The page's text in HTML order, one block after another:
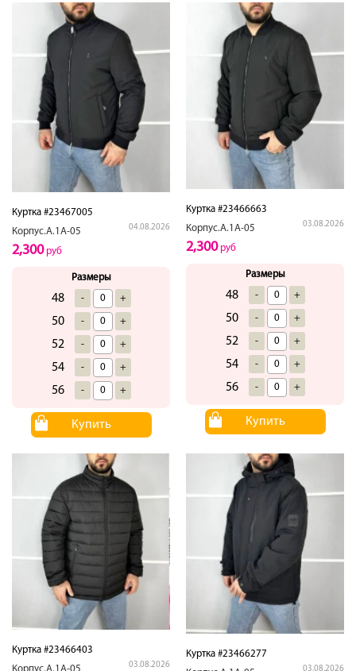
Куртка #23467005
Корпус.А.1А-05
04.08.2026
2,300руб
Размеры
48 - +
50 - +
52 - +
54 - +
56 - +
Купить
Куртка #23466663
Корпус.А.1А-05
03.08.2026
2,300руб
Размеры
48 - +
50 - +
52 - +
54 - +
56 - +
Купить
Куртка #23466403
03.08.2026
Куртка #23466277